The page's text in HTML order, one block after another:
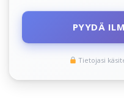
PYYDÄ
Tietojasi